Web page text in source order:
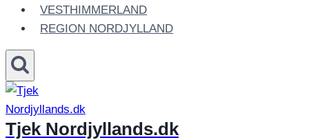
VESTHIMMERLAND
REGION NORDJYLLAND
Tjek Nordjyllands.dk